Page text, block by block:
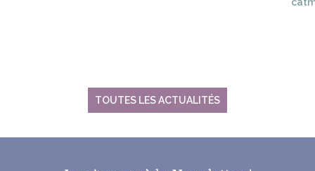
TOUTES LES ACTUALITÉS